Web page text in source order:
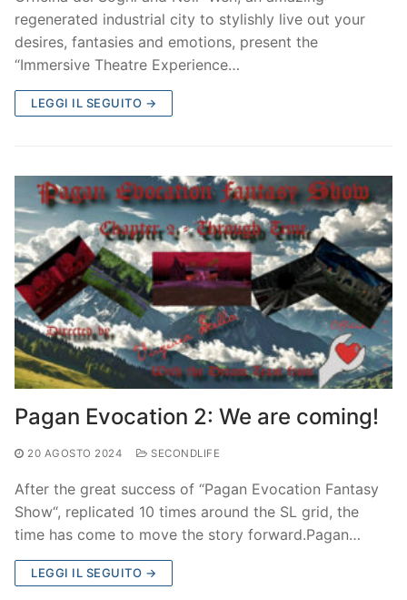
regenerated industrial city to stylishly live out your
desires, fantasies and emotions, present the
“Immersive Theatre Experience…
LEGGI IL SEGUITO →
Pagan Evocation 2: We are coming!
20 AGOSTO 2024 SECONDLIFE
After the great success of “Pagan Evocation Fantasy
Show“, replicated 10 times around the SL grid, the
time has come to move the story forward.Pagan…
LEGGI IL SEGUITO →